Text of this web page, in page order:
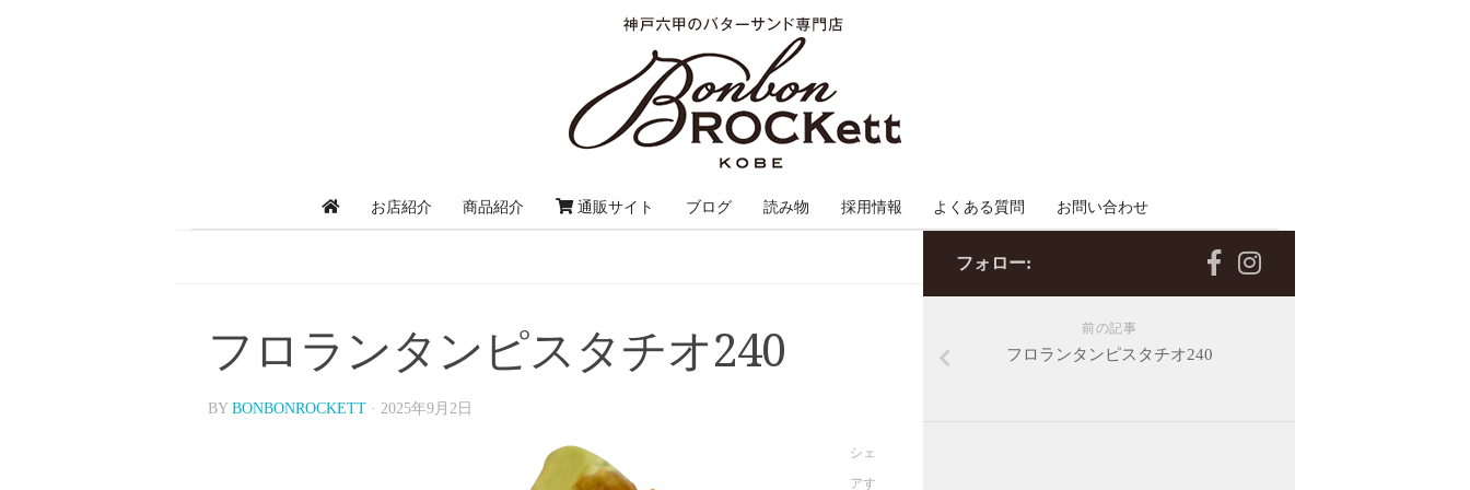
お店紹介 商品紹介 通販サイト ブログ 読み物 採用情報 よくある質問 お問い合わせ
フロランタンピスタチオ240
BY BONBONROCKETT · 2025年9月2日
シェ
アす
フォロー:
前の記事
フロランタンピスタチオ240